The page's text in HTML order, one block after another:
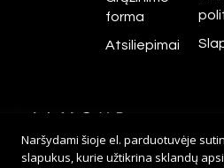
forma
Atsiliepimai
Naršydami šioje el. parduotuvėje
slapukus, kurie užtikrina sklandų